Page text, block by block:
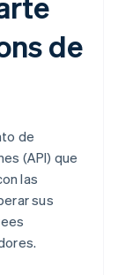
de
de
(API) que
las
sus